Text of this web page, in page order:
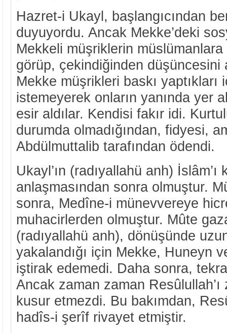
Hazret-i Ukayl, başlangıcından
duyuyordu. Ancak Mekke’deki
Mekkeli müşriklerin müslümanlara
görüp, çekindiğinden düşüncesini
Mekke müşrikleri baskı yaptıkları
istemeyerek onların yanında yer
esir aldılar. Kendisi fakır idi.
durumda olmadığından, fidyesi,
Abdülmuttalib tarafından ödendi.
Ukayl’ın (radıyallahü anh)
anlaşmasından sonra olmuştur.
sonra, Medîne-i münevvereye
muhacirlerden olmuştur. Mûte
(radıyallahü anh), dönüşünde
yakalandığı için Mekke, Huneyn
iştirak edemedi. Daha sonra,
Ancak zaman zaman
kusur etmezdi. Bu bakımdan,
hadîs-i şerîf rivayet etmiştir.